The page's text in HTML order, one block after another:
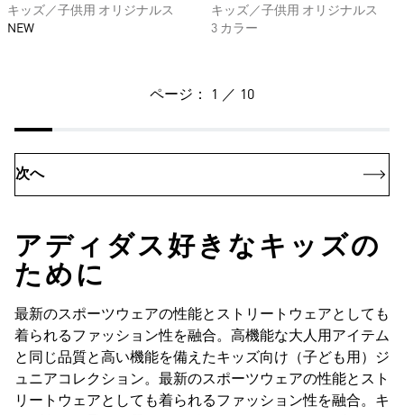
キッズ／子供用 オリジナルス
NEW
キッズ／子供用 オリジナルス
3 カラー
ページ： 1 ／ 10
次へ
アディダス好きなキッズの
ために
最新のスポーツウェアの性能とストリートウェアとしても
着られるファッション性を融合。高機能な大人用アイテム
と同じ品質と高い機能を備えたキッズ向け（子ども用）ジ
ュニアコレクション。最新のスポーツウェアの性能とスト
リートウェアとしても着られるファッション性を融合。キ